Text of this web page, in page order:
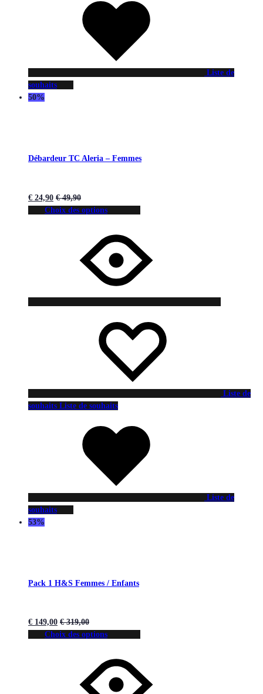
Liste de
souhaits
50%
Débardeur TC Aleria – Femmes
€ 24,90 €49,90
Choix des options
Liste de
souhaits Liste de souhaits
Liste de
souhaits
53%
Pack 1 H&S Femmes / Enfants
€ 149,00 €319,00
Choix des options